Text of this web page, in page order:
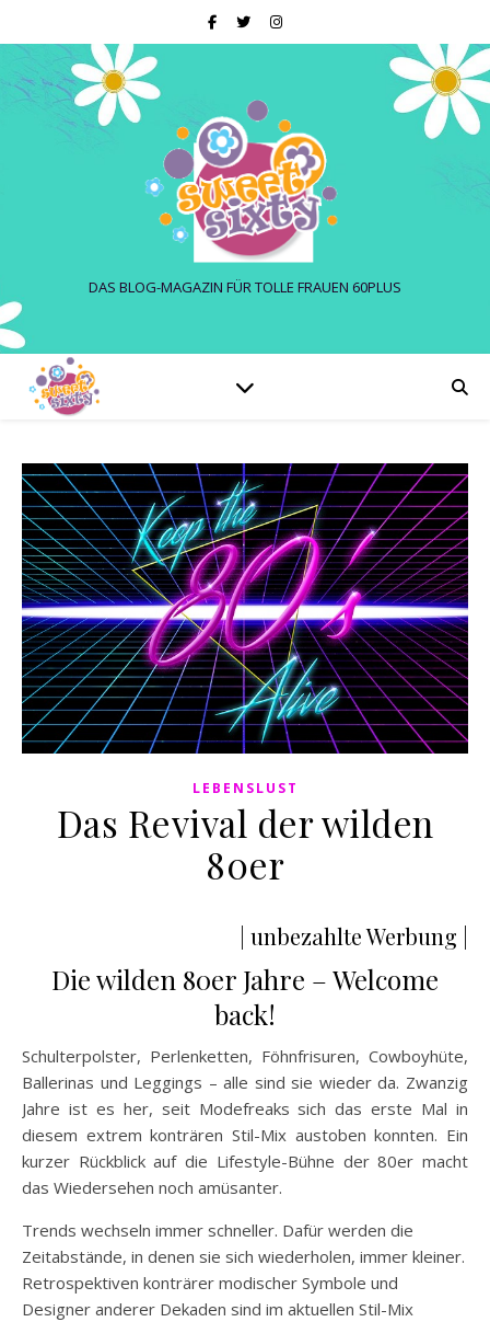
DAS BLOG-MAGAZIN FÜR TOLLE FRAUEN 60PLUS
LEBENSLUST
Das Revival der wilden
80er
| unbezahlte Werbung |
Die wilden 80er Jahre – Welcome
back!
Schulterpolster, Perlenketten, Föhnfrisuren, Cowboyhüte,
Ballerinas und Leggings – alle sind sie wieder da. Zwanzig
Jahre ist es her, seit Modefreaks sich das erste Mal in
diesem extrem konträren Stil-Mix austoben konnten. Ein
kurzer Rückblick auf die Lifestyle-Bühne der 80er macht
das Wiedersehen noch amüsanter.
Trends wechseln immer schneller. Dafür werden die
Zeitabstände, in denen sie sich wiederholen, immer kleiner.
Retrospektiven konträrer modischer Symbole und
Designer anderer Dekaden sind im aktuellen Stil-Mix